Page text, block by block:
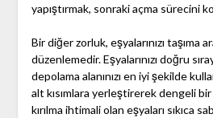
yapıştırmak, sonraki açma sürecini
Bir diğer zorluk, eşyalarınızı taşıma
düzenlemedir. Eşyalarınızı doğru
depolama alanınızı en iyi şekilde
alt kısımlara yerleştirerek dengeli bir
kırılma ihtimali olan eşyaları sıkıca